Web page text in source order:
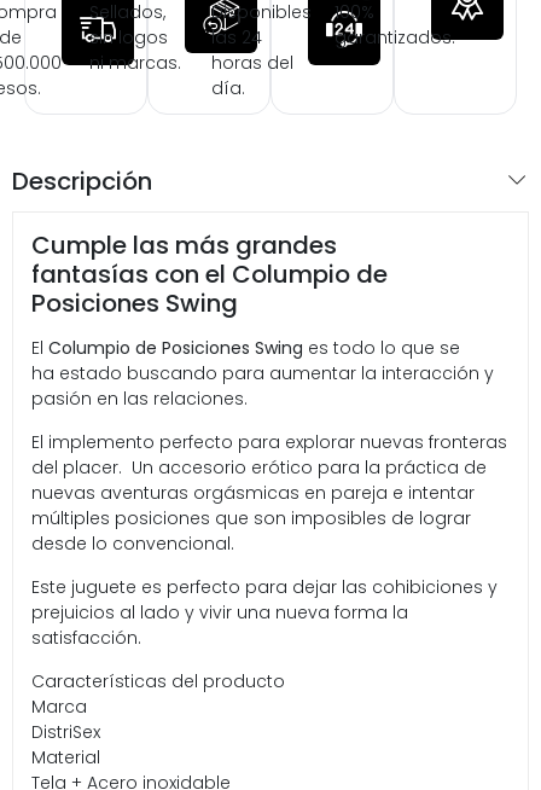
Sellados,
sin logos
ni marcas.
Disponibles
las 24
horas del
día.
100%
garantizados.
Descripción
Cumple las más grandes
fantasías con el Columpio de
Posiciones Swing
El Columpio de Posiciones Swing es todo lo que se
ha estado buscando para aumentar la interacción y
pasión en las relaciones.
El implemento perfecto para explorar nuevas fronteras
del placer. Un accesorio erótico para la práctica de
nuevas aventuras orgásmicas en pareja e intentar
múltiples posiciones que son imposibles de lograr
desde lo convencional.
Este juguete es perfecto para dejar las cohibiciones y
prejuicios al lado y vivir una nueva forma la
satisfacción.
Características del producto
Marca
DistriSex
Material
Tela + Acero inoxidable